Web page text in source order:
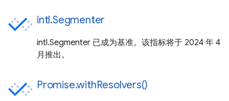
intl.Segmenter
intl.Segmenter 已成为基准。该指标将于 2024 年 4
月推出。
Promise.withResolvers()